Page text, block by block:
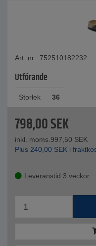
Art. nr.: 752510182232
Utförande
Storlek 36
798,00SEK
inkl. moms.997,50 SEK
Plus 240,00 SEK i
Leveranstid 3 veckor